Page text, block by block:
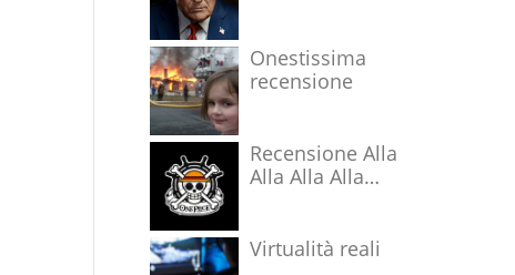
Onestissima
recensione
Recensione Alla
Alla Alla Alla
Virtualità reali